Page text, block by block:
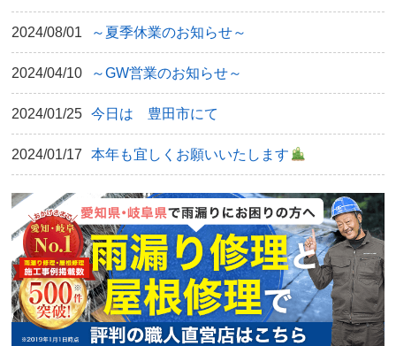
2024/08/01 ～夏季休業のお知らせ～
2024/04/10 ～GW営業のお知らせ～
2024/01/25 今日は 豊田市にて
2024/01/17 本年も宜しくお願いいたします